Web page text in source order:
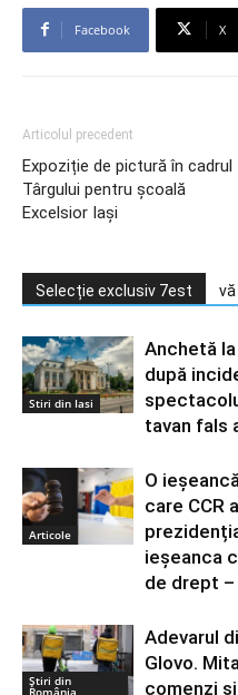
Facebook X
Articolul precedent
Expoziție de pictură în cadrul
Târgului pentru școală
Excelsior Iași
Selecție exclusiv 7est vă
Stiri din Iasi
Anchetă
după
tavan fals
Articole
O
care CCR
ieșeanca
de drept –
Știri din
România
Adevarul
Glovo.
comenzi